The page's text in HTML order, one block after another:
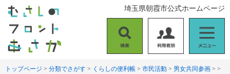
索
用
者
ニ
ュ
埼玉県朝霞市公式ホームページ
トップページ > 分類でさがす > くらしの便利帳 > 市民活動 > 男女共同参画 > >